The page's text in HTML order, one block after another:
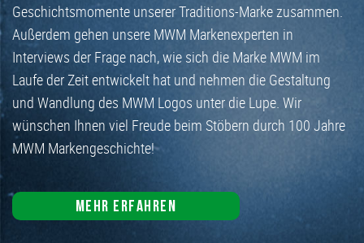
Geschichtsmomente unserer Traditions-Marke zusammen.
Außerdem gehen unsere MWM Markenexperten in
Interviews der Frage nach, wie sich die Marke MWM im
Laufe der Zeit entwickelt hat und nehmen die Gestaltung
und Wandlung des MWM Logos unter die Lupe. Wir
wünschen Ihnen viel Freude beim Stöbern durch 100 Jahre
MWM Markengeschichte!
MEHR ERFAHREN